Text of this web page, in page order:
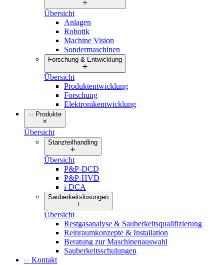
Übersicht
Anlagen
Robotik
Machine Vision
Sondermaschinen
Forschung & Entwicklung
Übersicht
Produktentwicklung
Forschung
Elektronikentwicklung
04 Produkte
Übersicht
Stanzteilhandling
Übersicht
P&P-DCD
P&P-HVD
i-DCA
Sauberkeitslösungen
Übersicht
Restgasanalyse & Sauberkeitsqualifizierung
Reinraumkonzepte & Installation
Beratung zur Maschinenauswahl
Sauberkeitsschulungen
05 Kontakt